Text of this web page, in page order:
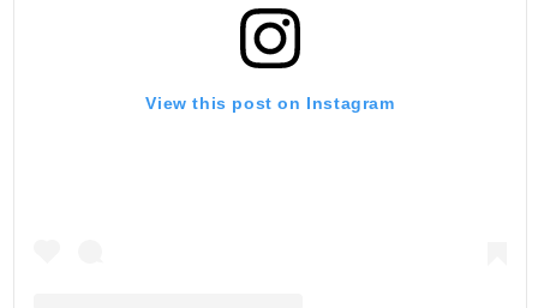
View this post on Instagram